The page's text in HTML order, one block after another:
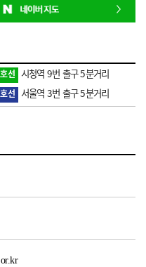
100m
선 시청역 9번 출구 5분거리
선 서울역 3번 출구 5분거리